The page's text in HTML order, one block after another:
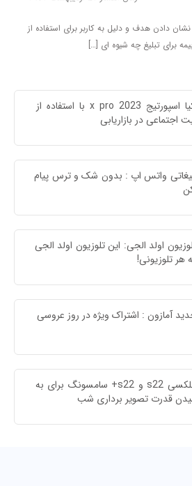
تبلیغ کیا اسپورتیج x pro 2023 با استفاده از
اجتماعی در بازاریابی
واتس اپ : بدون شک و ترس پیام
اولد الجی: این تلوزیون اولد الجی
هر تلوزیونی!
آمازون : اشتراک ویژه در روز عروسی
تبلیغ گلکسی s22 و s22+ سامسونگ برای به
قدرت تصویر برداری شب
دادن هدف و دلیل به کاربر برای استفاده از
برای تبلیغ چه شیوه ای […]